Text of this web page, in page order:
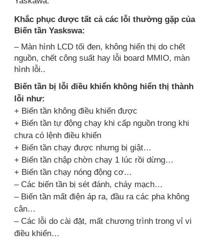
Khắc phục được tất cả các lỗi thường gặp của
Biến tần Yaskswa:
– Màn hình LCD tối đen, không hiển thị do chết
nguồn, chết công suất hay lỗi board MMIO, màn
hình lỗi..
Biến tần bị lỗi điều khiển không hiển thị thành
lỗi như:
+ Biến tần không điều khiển được
+ Biến tần tự động chạy khi cấp nguồn trong khi
chưa có lệnh điều khiển
+ Biến tần chạy được nhưng bị giật…
+ Biến tần chập chờn chạy 1 lúc rồi dừng…
+ Biến tần chạy nóng động cơ…
– Các biến tần bị sét đánh, cháy mạch…
– Biến tần mất điện áp ra, đầu ra các pha không
cân…
– Các lỗi do cài đặt, mất chương trình trong vỉ vi
điều khiển…